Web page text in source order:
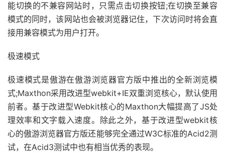
能切换的不兼容网站时，只需点击切换按钮;在切换至兼容
模式的同时，该网站也会被浏览器记住，下次访问时将会直
接用兼容模式为用户打开。
极速模式
极速模式是傲游在傲游浏览器官方版中推出的全新浏览模
式;Maxthon采用改进型webkit+IE双重浏览核心，默认使用
前者。基于改进型Webkit核心的Maxthon大幅提高了JS处
理效率和文字载入速度。除此之外，基于改进型webkit核
心的傲游浏览器官方版还能够完全通过W3C标准的Acid2测
试，在Acid3测试中也有相当优秀的表现。